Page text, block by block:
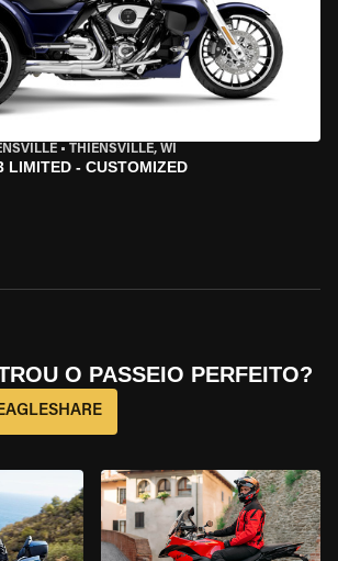
• THIENSVILLE, WI
LIMITED - CUSTOMIZED
O PASSEIO PERFEITO?